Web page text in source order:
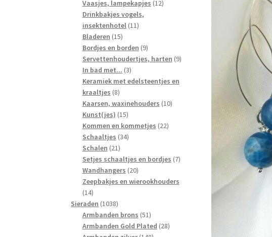
producten
Vaasjes, lampekapjes 1212
Drinkbakjes vogels,
insektenhotel 1111
Bladeren 1515
producten
Bordjes en borden 99
producten
Servettenhoudertjes, harten 99
In bad met... 33
producten
Keramiek met edelsteentjes en
kraaltjes 88
producten
Kaarsen, waxinehouders 1010
Kunst(jes) 1515
producten
Kommen en kommetjes 2222
Schaaltjes 3434
Schalen 2121
producten
Setjes schaaltjes en bordjes 77
Wandhangers 2020
producten
Zeepbakjes en wierookhouders
1414
producten
Sieraden 10381038
producten
Armbanden brons 5151
producten
Armbanden Gold Plated 2828